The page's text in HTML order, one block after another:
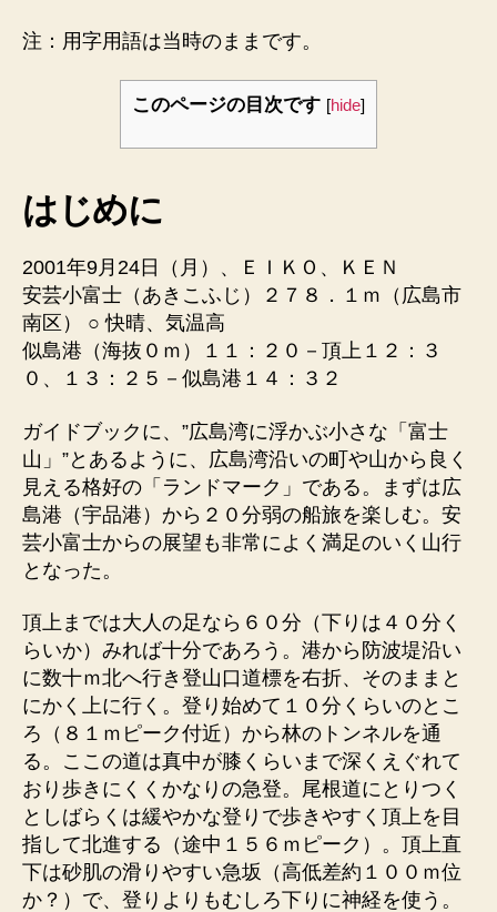
注：用字用語は当時のままです。
このページの目次です [hide]
はじめに
2001年9月24日（月）、ＥＩＫＯ、ＫＥＮ
安芸小富士（あきこふじ）２７８．１ｍ（広島市
南区） ○ 快晴、気温高
似島港（海抜０ｍ）１１：２０－頂上１２：３
０、１３：２５－似島港１４：３２
ガイドブックに、”広島湾に浮かぶ小さな「富士
山」”とあるように、広島湾沿いの町や山から良く
見える格好の「ランドマーク」である。まずは広
島港（宇品港）から２０分弱の船旅を楽しむ。安
芸小富士からの展望も非常によく満足のいく山行
となった。
頂上までは大人の足なら６０分（下りは４０分く
らいか）みれば十分であろう。港から防波堤沿い
に数十ｍ北へ行き登山口道標を右折、そのままと
にかく上に行く。登り始めて１０分くらいのとこ
ろ（８１ｍピーク付近）から林のトンネルを通
る。ここの道は真中が膝くらいまで深くえぐれて
おり歩きにくくかなりの急登。尾根道にとりつく
としばらくは緩やかな登りで歩きやすく頂上を目
指して北進する（途中１５６ｍピーク）。頂上直
下は砂肌の滑りやすい急坂（高低差約１００ｍ位
か？）で、登りよりもむしろ下りに神経を使う。